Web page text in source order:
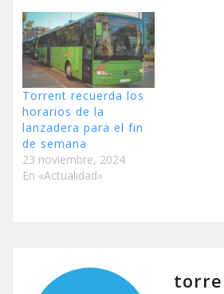
Torrent recuerda los
horarios de la
lanzadera para el fin
de semana
23 noviembre, 2024
En «Actualidad»